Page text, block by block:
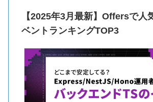
【2025年3月最新】Offersで人
ベントランキングTOP3